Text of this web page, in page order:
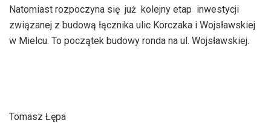
Natomiast rozpoczyna się już kolejny etap inwestycji
związanej z budową łącznika ulic Korczaka i Wojsławskiej
w Mielcu. To początek budowy ronda na ul. Wojsławskiej.
Tomasz Łępa